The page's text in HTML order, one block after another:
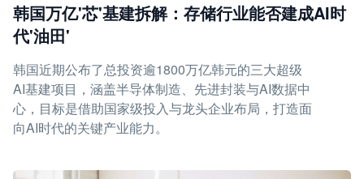
韩国万亿'芯'基建拆解：存储行业能否建成AI时
代'油田'
韩国近期公布了总投资逾1800万亿韩元的三大超级
AI基建项目，涵盖半导体制造、先进封装与AI数据中
心，目标是借助国家级投入与龙头企业布局，打造面
向AI时代的关键产业能力。